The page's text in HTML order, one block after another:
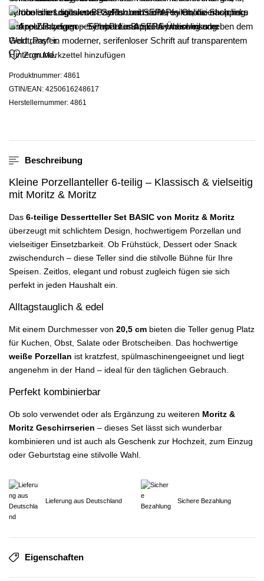
Zum Merkzettel hinzufügen
Produktnummer: 4861
GTIN/EAN: 4250616248617
Herstellernummer: 4861
Beschreibung
Kleine Porzellanteller 6-teilig – Klassisch & vielseitig
mit Moritz & Moritz
Das 6-teilige Dessertteller Set BASIC von Moritz & Moritz
überzeugt mit schlichtem Design, hochwertigem Porzellan und
vielseitiger Einsetzbarkeit. Ob Frühstück, Dessert oder Snack
zwischendurch – diese Teller sind die stilvolle Bühne für Ihre
Speisen. Zeitlos, elegant und robust zugleich fügen sie sich
perfekt in jeden Haushalt ein.
Alltagstauglich & edel
Mit einem Durchmesser von 20,5 cm bieten die Teller genug Platz
für Kuchen, Obst, Salate oder Brotscheiben. Das hochwertige
weiße Porzellan ist kratzfest, spülmaschinengeeignet und liegt
angenehm in der Hand – ideal für den täglichen Gebrauch.
Perfekt kombinierbar
Ob solo verwendet oder als Ergänzung zu weiteren Moritz &
Moritz Geschirrserien – dieses Set lässt sich wunderbar
kombinieren und ist auch als Geschenk zur Hochzeit, zum Einzug
oder Geburtstag eine stilvolle Wahl.
Lieferung aus Deutschland Sichere Bezahlung
Eigenschaften